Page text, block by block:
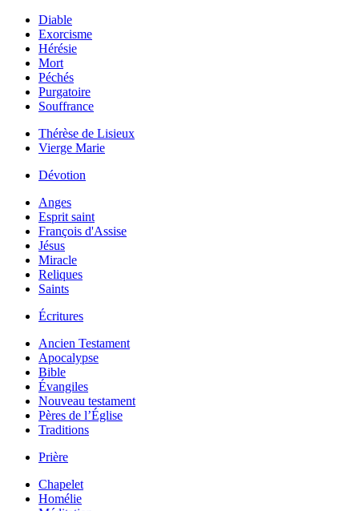
Diable
Exorcisme
Hérésie
Mort
Péchés
Purgatoire
Souffrance
Thérèse de Lisieux
Vierge Marie
Dévotion
Anges
Esprit saint
François d'Assise
Jésus
Miracle
Reliques
Saints
Écritures
Ancien Testament
Apocalypse
Bible
Évangiles
Nouveau testament
Pères de l’Église
Traditions
Prière
Chapelet
Homélie